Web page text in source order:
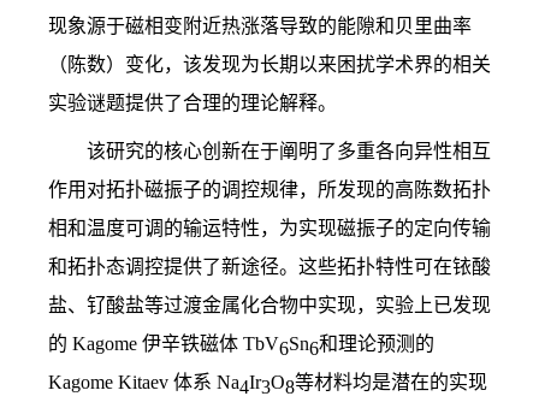
现象源于磁相变附近热涨落导致的能隙和贝里曲率
（陈数）变化，该发现为长期以来困扰学术界的相关
实验谜题提供了合理的理论解释。
该研究的核心创新在于阐明了多重各向异性相互
作用对拓扑磁振子的调控规律，所发现的高陈数拓扑
相和温度可调的输运特性，为实现磁振子的定向传输
和拓扑态调控提供了新途径。这些拓扑特性可在铱酸
盐、钌酸盐等过渡金属化合物中实现，实验上已发现
的 Kagome 伊辛铁磁体 TbV6Sn6和理论预测的
Kagome Kitaev 体系 Na4Ir3O8等材料均是潜在的实现